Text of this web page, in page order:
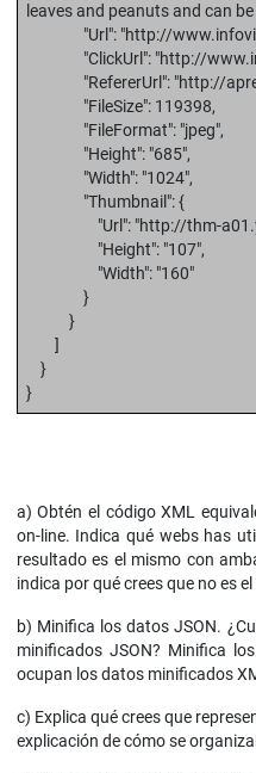
leaves and peanuts and can
"Url": "http://
"ClickUrl": "http://
"RefererUrl": "http://
"FileSize": 119398,
"FileFormat": "jpeg",
"Height": "685",
"Width": "1024",
"Thumbnail": {
"Url": "http://thm-
"Height": "107",
"Width": "160"
}
}
]
}
}
a) Obtén el código XML
on-line. Indica qué webs has
resultado es el mismo con
indica por qué crees que no es
b) Minifica los datos JSON.
minificados JSON? Minifica
ocupan los datos minificados
c) Explica qué crees que
explicación de cómo se